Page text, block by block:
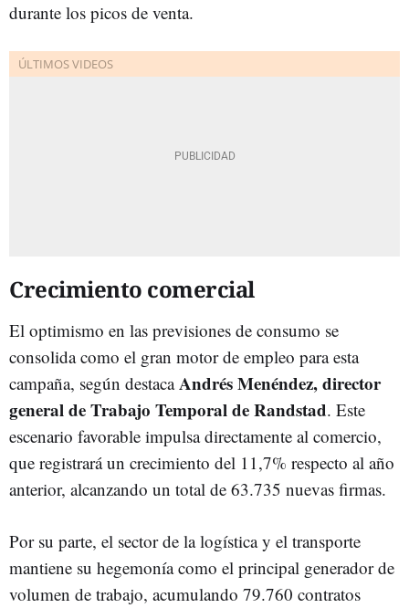
durante los picos de venta.
Crecimiento comercial
El optimismo en las previsiones de consumo se
consolida como el gran motor de empleo para esta
campaña, según destacaAndrés Menéndez, director
general de Trabajo Temporal de Randstad. Este
escenario favorable impulsa directamente al comercio,
que registrará un crecimiento del 11,7% respecto al año
anterior, alcanzando un total de 63.735 nuevas firmas.
Por su parte, el sector de la logística y el transporte
mantiene su hegemonía como el principal generador de
volumen de trabajo, acumulando 79.760 contratos